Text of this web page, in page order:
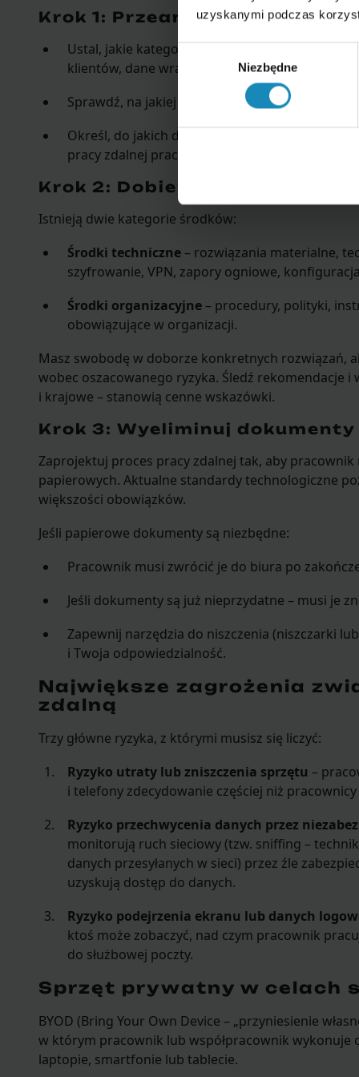
uzyskanymi podczas
Wybór
zgody
Niezbędne
Krok 1: Przeanalizuj dane
Ustal, jakie kategorie danych osobowych
klientów, dane wrażliwe).
Sprawdź, na jakiej podstawie prawnej je
Określ, do jakich danych będą mieli dostęp
pracy zdalnej pracownika działu kadr i płac
Krok 2: Dobierz środki
Istnieją dwie kategorie środków:
Środki techniczne – rozwiązania materialne,
szyfrowanie, VPN, zapory ogniowe,
Środki organizacyjne – procedury, polityki,
obowiązujące w organizacji.
Masz swobodę w doborze konkretnych rozwiązań,
wobec oszacowanego ryzyka. Śledź rekomendacje i
i krajowe – stanowią cenne wskazówki.
Krok 3: Wyeliminuj
Zaprojektuj proces pracy zdalnej tak, aby
papierowych. Aktualne standardy technologiczne
większości obowiązków.
Jeśli papierowe dokumenty są niezbędne:
Pracownik musi zwrócić je do biura po
Jeśli dokumenty są już nieprzydatne – musi je
Zapewnij narzędzia do niszczenia (niszczarki
i Twoja odpowiedzialność.
Największe zagrożenia
zdalną
Trzy główne ryzyka, z którymi musisz się liczyć:
Ryzyko utraty lub zniszczenia sprzętu –
i telefony zdecydowanie częściej niż
Ryzyko przechwycenia danych przez
monitorują ruch sieciowy (tzw. sniffing –
danych przesyłanych w sieci) przez źle
uzyskują dostęp do danych.
Ryzyko podejrzenia ekranu lub danych
ktoś może zobaczyć, nad czym pracownik
do służbowej poczty.
Sprzęt prywatny w celach
BYOD (Bring Your Own Device – „przyniesienie
w którym pracownik lub współpracownik wykonuje
laptopie, smartfonie lub tablecie.